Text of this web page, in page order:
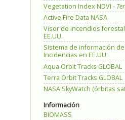
Vegetation Index NDVI -
Active Fire Data NASA
Visor de incendios
EE.UU.
Sistema de información de
Incidencias en EE.UU.
Aqua Orbit Tracks GLOBAL
Terra Orbit Tracks GLOBAL
NASA SkyWatch (órbitas
Información
BIOMASS